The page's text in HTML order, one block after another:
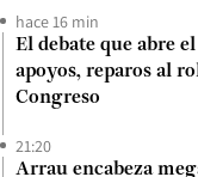
hace 16 min
El debate que abre
apoyos, reparos al
Congreso
21:20
Arrau encabeza